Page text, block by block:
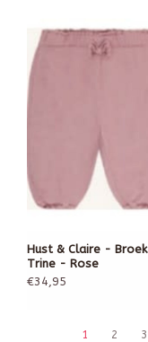
Hust & Claire - Broek
Trine - Rose
€34,95
1 2 3